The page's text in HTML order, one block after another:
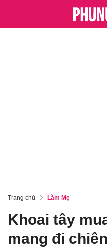
Trang chủ Làm Mẹ
Khoai tây
mang đi